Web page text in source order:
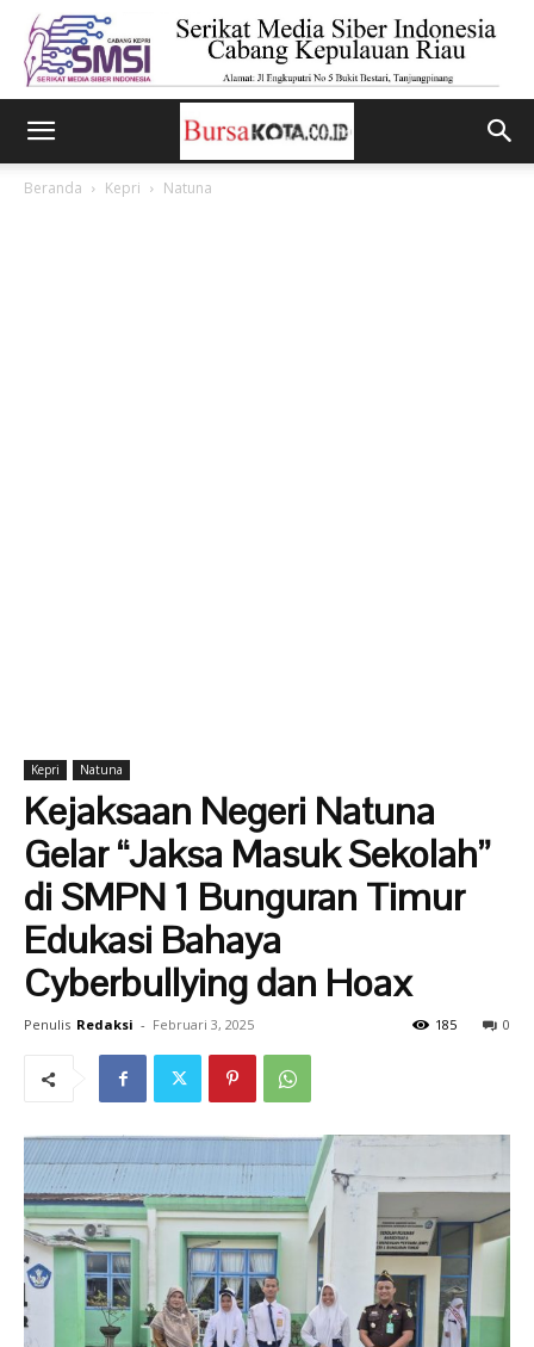
Beranda Kepri Natuna
Kepri Natuna
Kejaksaan Negeri Natuna
Gelar “Jaksa Masuk Sekolah”
di SMPN 1 Bunguran Timur
Edukasi Bahaya
Cyberbullying dan Hoax
Penulis Redaksi - Februari 3, 2025 0
185